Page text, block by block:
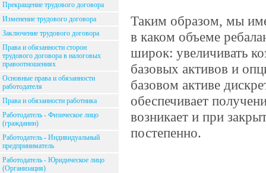
Прекращение трудового договора
Изменение трудового договора
Заключение трудового договора
Права и обязанности сторон
трудового договора в налоговых
правоотношениях
Основные права и обязанности
работодателя
Права и обязанности работника
Работодатель - Физическое лицо
(гражданин)
Работодатель - Индивидуальный
предприниматель
Работодатель - Юридическое лицо
(Организация)
Таким образом, мы
в каком объеме
широк: увеличивать
базовых активов и
базовом активе
обеспечивает
возникает и при
постепенно.